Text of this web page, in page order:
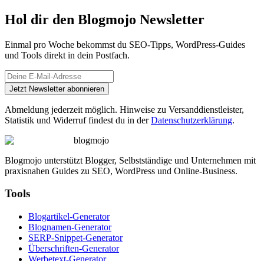
Hol dir den Blogmojo Newsletter
Einmal pro Woche bekommst du SEO-Tipps, WordPress-Guides
und Tools direkt in dein Postfach.
Jetzt Newsletter abonnieren
Abmeldung jederzeit möglich. Hinweise zu Versanddienstleister,
Statistik und Widerruf findest du in der Datenschutzerklärung.
blogmojo
Blogmojo unterstützt Blogger, Selbstständige und Unternehmen mit
praxisnahen Guides zu SEO, WordPress und Online-Business.
Tools
Blogartikel-Generator
Blognamen-Generator
SERP-Snippet-Generator
Überschriften-Generator